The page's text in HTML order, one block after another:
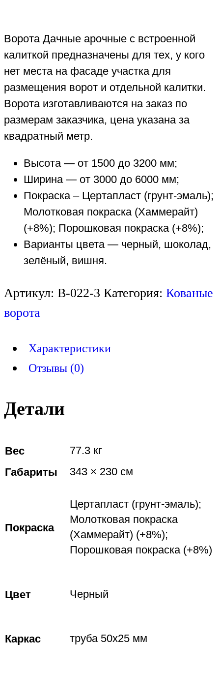
Ворота Дачные арочные с встроенной
калиткой предназначены для тех, у кого
нет места на фасаде участка для
размещения ворот и отдельной калитки.
Ворота изготавливаются на заказ по
размерам заказчика, цена указана за
квадратный метр.
Высота — от 1500 до 3200 мм;
Ширина — от 3000 до 6000 мм;
Покраска – Цертапласт (грунт-эмаль);
Молотковая покраска (Хаммерайт)
(+8%); Порошковая покраска (+8%);
Варианты цвета — черный, шоколад,
зелёный, вишня.
Артикул: В-022-3 Категория: Кованые
ворота
Характеристики
Отзывы (0)
Детали
Вес 77.3 кг
Габариты 343 × 230 см
Покраска
Цертапласт (грунт-эмаль);
Молотковая покраска
(Хаммерайт) (+8%);
Порошковая покраска (+8%)
Цвет Черный
Каркас труба 50х25 мм